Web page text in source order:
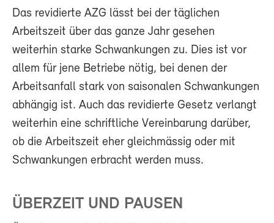
Das revidierte AZG lässt bei der täglichen
Arbeitszeit über das ganze Jahr gesehen
weiterhin starke Schwankungen zu. Dies ist vor
allem für jene Betriebe nötig, bei denen der
Arbeitsanfall stark von saisonalen Schwankungen
abhängig ist. Auch das revidierte Gesetz verlangt
weiterhin eine schriftliche Vereinbarung darüber,
ob die Arbeitszeit eher gleichmässig oder mit
Schwankungen erbracht werden muss.
ÜBERZEIT UND PAUSEN